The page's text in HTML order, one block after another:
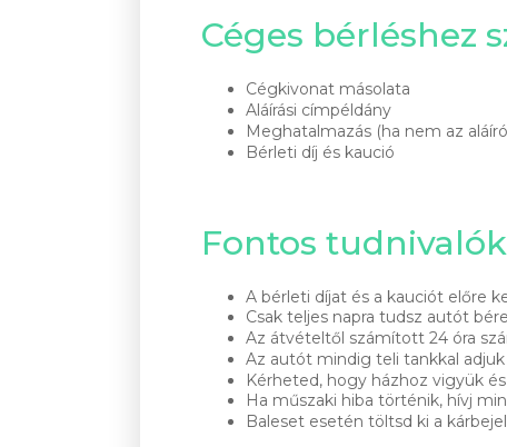
Céges bérléshez
Cégkivonat másolata
Aláírási címpéldány
Meghatalmazás (ha nem az
Bérleti díj és kaució
Fontos
A bérleti díjat és a kauciót előre
Csak teljes napra tudsz autót
Az átvételtől számított 24 óra
Az autót mindig teli tankkal adjuk
Kérheted, hogy házhoz vigyük
Ha műszaki hiba történik, hívj
Baleset esetén töltsd ki a